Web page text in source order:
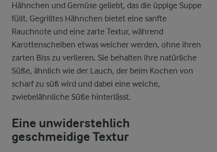
Hähnchen und Gemüse geliebt, das die üppige Suppe
füllt. Gegrilltes Hähnchen bietet eine sanfte
Rauchnote und eine zarte Textur, während
Karottenscheiben etwas weicher werden, ohne ihren
zarten Biss zu verlieren. Sie behalten ihre natürliche
Süße, ähnlich wie der Lauch, der beim Kochen von
scharf zu süß wird und dabei eine weiche,
zwiebelähnliche Süße hinterlässt.
Eine unwiderstehlich
geschmeidige Textur